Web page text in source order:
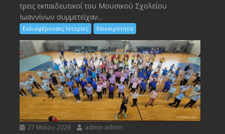
τρεις εκπαιδευτικοί του Μουσικού Σχολείου
Ιωαννίνων συμμετείχαν...
Ενδιαφέρουσες Ιστορίες Επικαιρότητα
27 Μαΐου 2026 admin admin